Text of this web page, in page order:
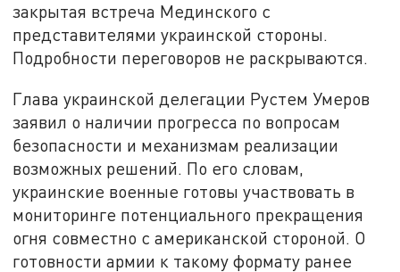
закрытая встреча Мединского с
представителями украинской стороны.
Подробности переговоров не раскрываются.
Глава украинской делегации Рустем Умеров
заявил о наличии прогресса по вопросам
безопасности и механизмам реализации
возможных решений. По его словам,
украинские военные готовы участвовать в
мониторинге потенциального прекращения
огня совместно с американской стороной. О
готовности армии к такому формату ранее